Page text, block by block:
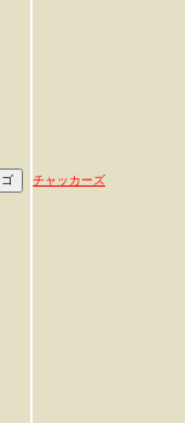
チャッカーズ